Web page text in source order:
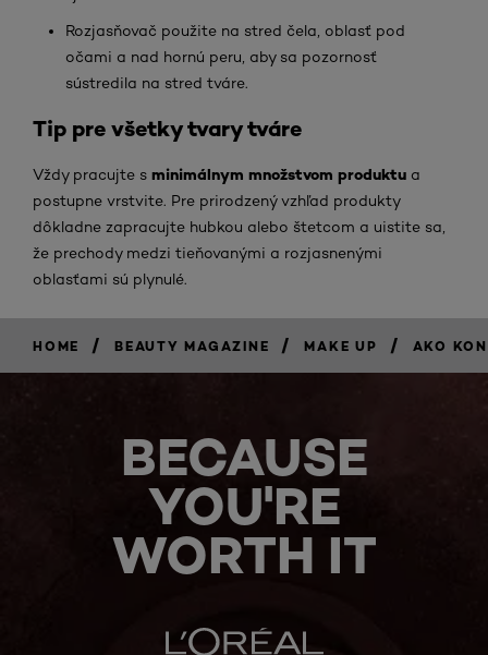
Rozjasňovač použite na stred čela, oblasť pod
očami a nad hornú peru, aby sa pozornosť
sústredila na stred tváre.
Tip pre všetky tvary tváre
Vždy pracujte s minimálnym množstvom produktu a
postupne vrstvite. Pre prirodzený vzhľad produkty
dôkladne zapracujte hubkou alebo štetcom a uistite sa,
že prechody medzi tieňovanými a rozjasnenými
oblasťami sú plynulé.
HOME / BEAUTY MAGAZINE / MAKE UP / AKO
BECAUSE
YOU'RE
WORTH IT